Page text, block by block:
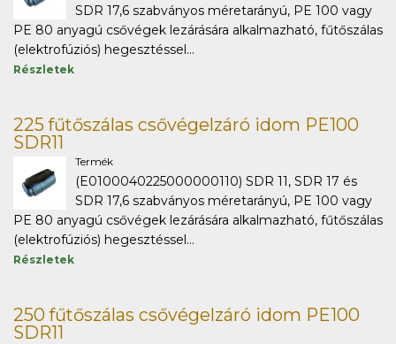
SDR 17,6 szabványos méretarányú, PE 100 vagy
PE 80 anyagú csővégek lezárására alkalmazható, fűtőszálas
(elektrofúziós) hegesztéssel...
Részletek
225 fűtőszálas csővégelzáró idom PE100
SDR11
Termék
(E0100040225000000110) SDR 11, SDR 17 és
SDR 17,6 szabványos méretarányú, PE 100 vagy
PE 80 anyagú csővégek lezárására alkalmazható, fűtőszálas
(elektrofúziós) hegesztéssel...
Részletek
250 fűtőszálas csővégelzáró idom PE100
SDR11